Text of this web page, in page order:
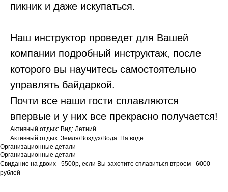
пикник и даже искупаться.
Наш инструктор проведет для Вашей
компании подробный инструктаж, после
которого вы научитесь самостоятельно
управлять байдаркой.
Почти все наши гости сплавляются
впервые и у них все прекрасно получается!
Активный отдых: Вид: Летний
Активный отдых: Земля/Воздух/Вода: На воде
Организационные детали
Организационные детали
Свидание на двоих - 5500р, если Вы захотите сплавиться втроем - 6000
рублей